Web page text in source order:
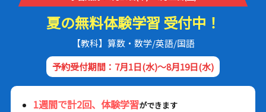
夏の無料体験学習 受付中！
【教科】算数・数学/英語/国語
予約受付期間：7月1日(水)～8月19日(水)
1週間で計2回、体験学習ができます